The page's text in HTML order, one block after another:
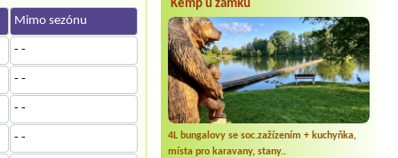
Kemp u zámku
4L bungalovy se soc.zažízením + kuchyňka,
místa pro karavany, stany..
Mimo sezónu
- -
- -
- -
- -